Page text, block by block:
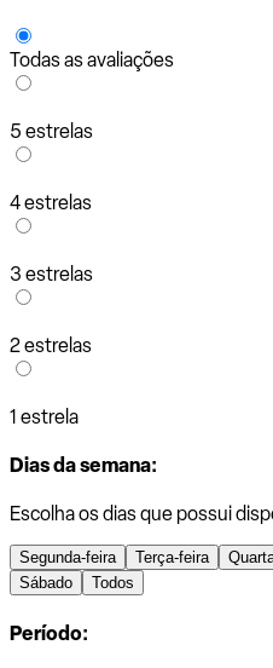
Todas as avaliações
5 estrelas
4 estrelas
3 estrelas
2 estrelas
1 estrela
Dias da semana:
Escolha os dias que possui
Segunda-feira Terça-feira
Sábado
Todos
Período: